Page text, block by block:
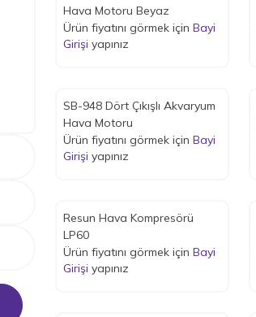
Hava Motoru Beyaz
Ürün fiyatını görmek için Bayi
Girişi yapınız
SB-948 Dört Çıkışlı Akvaryum
Hava Motoru
Ürün fiyatını görmek için Bayi
Girişi yapınız
Resun Hava Kompresörü
LP60
Ürün fiyatını görmek için Bayi
Girişi yapınız